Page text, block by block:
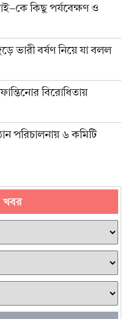
কে কিছু পর্যবেক্ষণ ও
ভারী বর্ষণ নিয়ে যা বলল
বিরোধিতায়
পরিচালনায় ৬ কমিটি
খবর